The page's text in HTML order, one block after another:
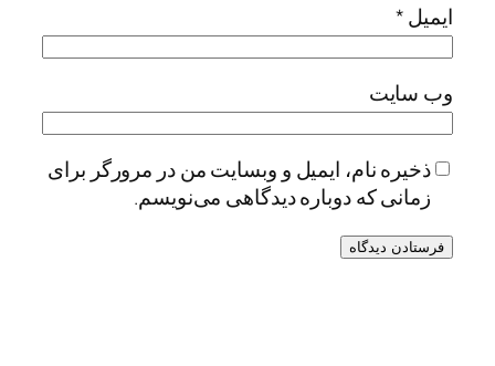
ایمیل*
وب‌ سایت
ذخیره نام، ایمیل و وبسایت من در مرورگر برای
زمانی که دوباره دیدگاهی می‌نویسم.